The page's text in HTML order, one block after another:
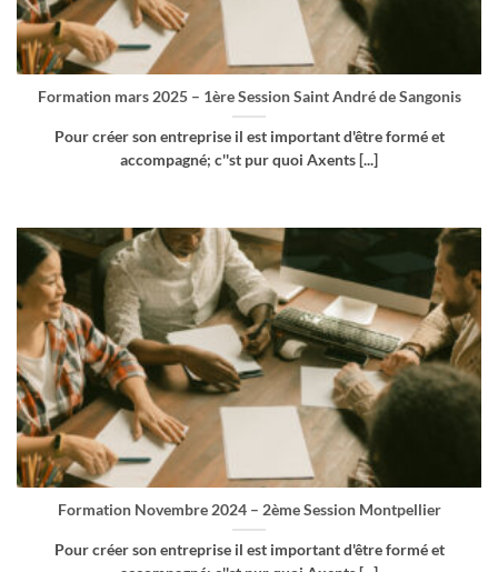
Formation mars 2025 – 1ère Session Saint André de Sangonis
Pour créer son entreprise il est important d'être formé et
accompagné; c''st pur quoi Axents [...]
Formation Novembre 2024 – 2ème Session Montpellier
Pour créer son entreprise il est important d'être formé et